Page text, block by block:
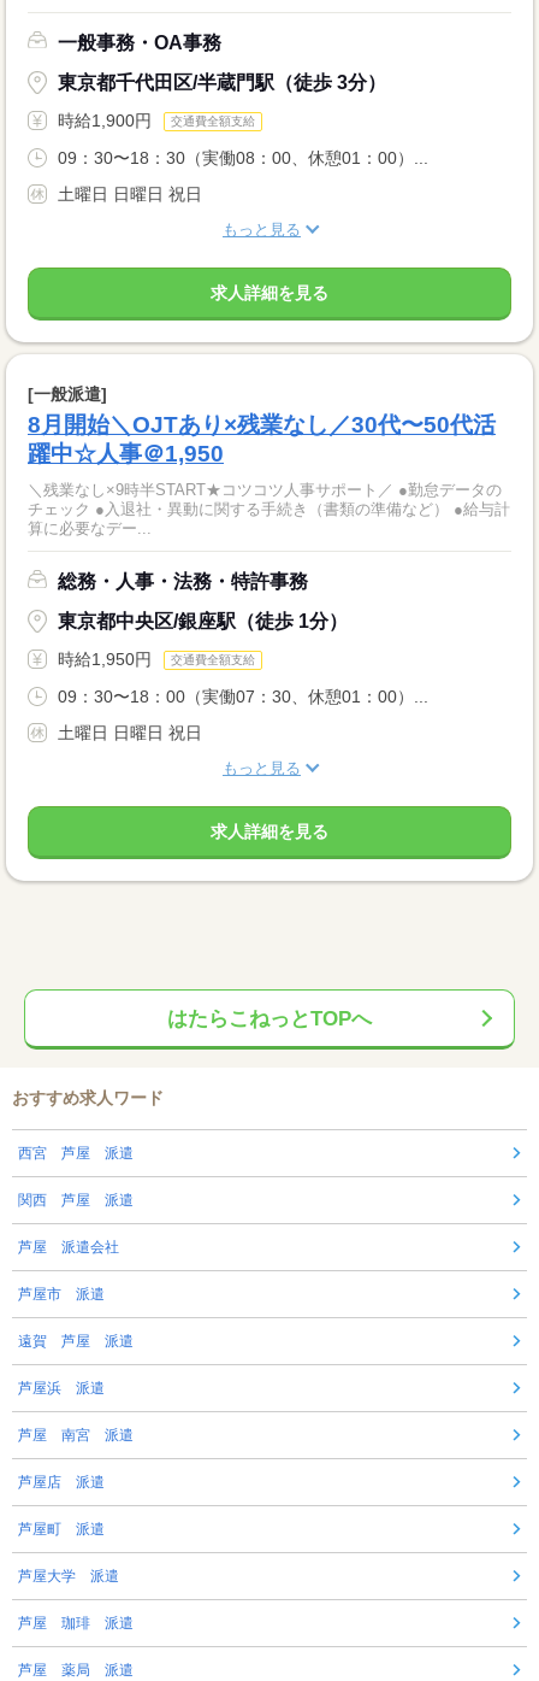
一般事務・OA事務
東京都千代田区/半蔵門駅（徒歩 3分）
時給1,900円 交通費全額支給
09：30〜18：30（実働08：00、休憩01：00）...
土曜日 日曜日 祝日
もっと見る
求人詳細を見る
[一般派遣]
8月開始＼OJTあり×残業なし／30代〜50代活
躍中☆人事＠1,950
＼残業なし×9時半START★コツコツ人事サポート／ ●勤怠データの
チェック ●入退社・異動に関する手続き（書類の準備など） ●給与計
算に必要なデー...
総務・人事・法務・特許事務
東京都中央区/銀座駅（徒歩 1分）
時給1,950円 交通費全額支給
09：30〜18：00（実働07：30、休憩01：00）...
土曜日 日曜日 祝日
もっと見る
求人詳細を見る
はたらこねっとTOPへ
おすすめ求人ワード
西宮 芦屋 派遣
関西 芦屋 派遣
芦屋 派遣会社
芦屋市 派遣
遠賀 芦屋 派遣
芦屋浜 派遣
芦屋 南宮 派遣
芦屋店 派遣
芦屋町 派遣
芦屋大学 派遣
芦屋 珈琲 派遣
芦屋 薬局 派遣